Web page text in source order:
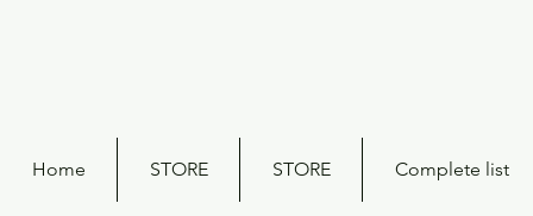
Home STORE STORE Complete list